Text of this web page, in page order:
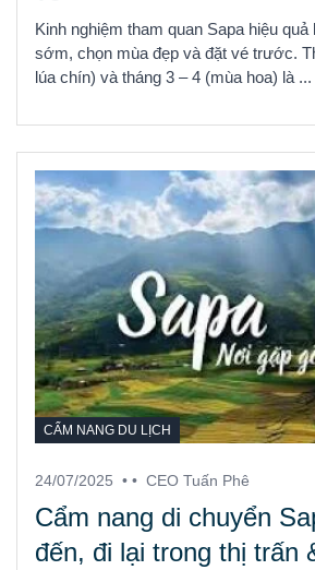
Kinh nghiệm tham quan Sapa hiệu quả
sớm, chọn mùa đẹp và đặt vé trước.
lúa chín) và tháng 3 – 4 (mùa hoa) là ...
CẨM NANG DU LỊCH
24/07/2025 • • CEO Tuấn Phê
Cẩm nang di chuyển
đến, đi lại trong thị trấn